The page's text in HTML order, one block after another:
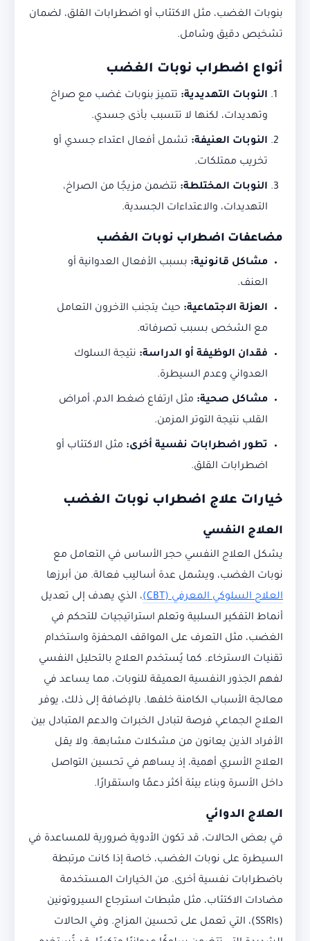
بنوبات الغضب، مثل الاكتئاب أو اضطرابات القلق، لضمان
تشخيص دقيق وشامل.
أنواع اضطراب نوبات الغضب
النوبات التهديدية: تتميز بنوبات غضب مع صراخ
وتهديدات، لكنها لا تتسبب بأذى جسدي.
النوبات العنيفة: تشمل أفعال اعتداء جسدي أو
تخريب ممتلكات.
النوبات المختلطة: تتضمن مزيجًا من الصراخ،
التهديدات، والاعتداءات الجسدية.
مضاعفات اضطراب نوبات الغضب
مشاكل قانونية: بسبب الأفعال العدوانية أو
العنف.
العزلة الاجتماعية: حيث يتجنب الآخرون التعامل
مع الشخص بسبب تصرفاته.
فقدان الوظيفة أو الدراسة: نتيجة السلوك
العدواني وعدم السيطرة.
مشاكل صحية: مثل ارتفاع ضغط الدم، أمراض
القلب نتيجة التوتر المزمن.
تطور اضطرابات نفسية أخرى: مثل الاكتئاب أو
اضطرابات القلق.
خيارات علاج اضطراب نوبات الغضب
العلاج النفسي
يشكل العلاج النفسي حجر الأساس في التعامل مع
نوبات الغضب، ويشمل عدة أساليب فعالة. من أبرزها
العلاج السلوكي المعرفي (CBT)
، الذي يهدف إلى تعديل
أنماط التفكير السلبية وتعلم استراتيجيات للتحكم في
الغضب، مثل التعرف على المواقف المحفزة واستخدام
تقنيات الاسترخاء. كما يُستخدم العلاج بالتحليل النفسي
لفهم الجذور النفسية العميقة للنوبات، مما يساعد في
معالجة الأسباب الكامنة خلفها. بالإضافة إلى ذلك، يوفر
العلاج الجماعي فرصة لتبادل الخبرات والدعم المتبادل بين
الأفراد الذين يعانون من مشكلات مشابهة. ولا يقل
العلاج الأسري أهمية، إذ يساهم في تحسين التواصل
داخل الأسرة وبناء بيئة أكثر دعمًا واستقرارًا.
العلاج الدوائي
في بعض الحالات، قد تكون الأدوية ضرورية للمساعدة في
السيطرة على نوبات الغضب، خاصة إذا كانت مرتبطة
باضطرابات نفسية أخرى. من الخيارات المستخدمة
مضادات الاكتئاب، مثل مثبطات استرجاع السيروتونين
(SSRIs)، التي تعمل على تحسين المزاج. وفي الحالات